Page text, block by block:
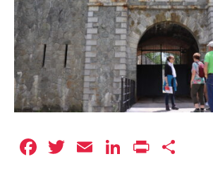
Facebook
Twitter
EmailLinkedIn
Print